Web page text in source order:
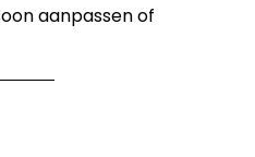
aanpassen of